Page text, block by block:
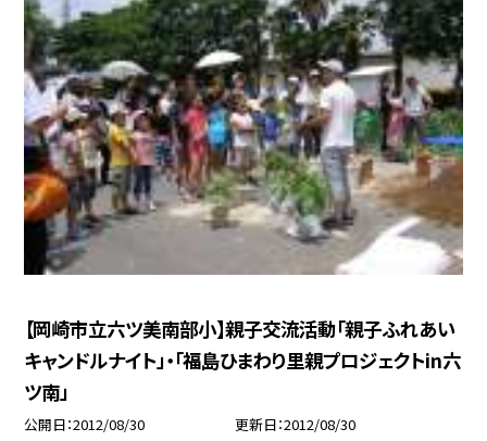
【岡崎市立六ツ美南部小】親子交流活動「親子ふれあい
キャンドルナイト」・「福島ひまわり里親プロジェクトin六
ツ南」
公開日 2012/08/30 更新日 2012/08/30